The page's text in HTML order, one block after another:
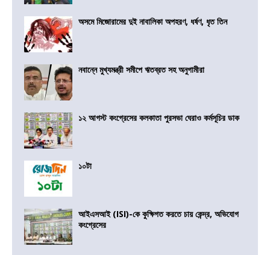
অসমে মিজোরামের দুই নাবালিকা অপহরণ, ধর্ষণ, ধৃত তিন
নবান্নে মুখ্যমন্ত্রী সমীপে ঋতব্রত সহ অনুগামীরা
১২ আগস্ট কংগ্রেসের কলকাতা পুরসভা ঘেরাও কর্মসূচির ডাক
১০টা
আইএসআই (ISI)-কে কুক্ষিগত করতে চায় কেন্দ্র, অভিযোগ
কংগ্রেসের